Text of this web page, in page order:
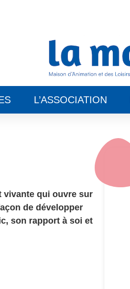
L’ASSOCIATION
vivante qui ouvre sur
de développer
son rapport à soi et